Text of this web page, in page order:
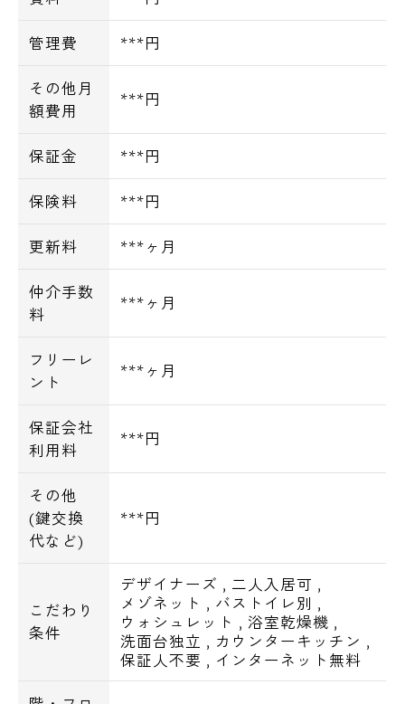
管理費 ***円
その他月
額費用
***円
保証金 ***円
保険料 ***円
更新料 ***ヶ月
仲介手数
料
***ヶ月
フリーレ
ント
***ヶ月
保証会社
利用料
***円
その他
(鍵交換
代など)
***円
こだわり
条件
デザイナーズ , 二人入居可 ,
メゾネット , バストイレ別 ,
ウォシュレット , 浴室乾燥機 ,
洗面台独立 , カウンターキッチン ,
保証人不要 , インターネット無料